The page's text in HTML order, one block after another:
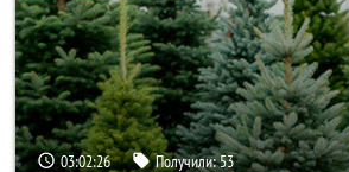
03:02:24 Получили:53